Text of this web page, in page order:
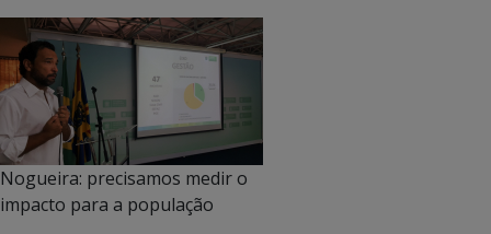
Nogueira: precisamos medir o
impacto para a população